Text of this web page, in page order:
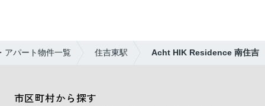
アパート物件一覧 住吉東駅 Acht HIK Residence 南住吉
市区町村から探す